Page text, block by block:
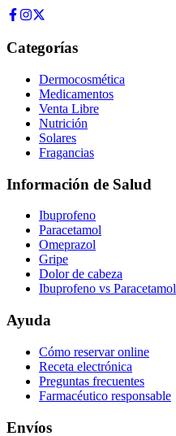
Categorías
Dermocosmética
Medicamentos
Venta Libre
Nutrición
Solares
Fragancias
Información de Salud
Ibuprofeno
Paracetamol
Omeprazol
Gripe
Dolor de cabeza
Ibuprofeno vs Paracetamol
Ayuda
Cómo reservar online
Receta electrónica
Preguntas frecuentes
Farmacéutico responsable
Envíos